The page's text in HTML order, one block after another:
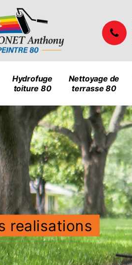
Hydrofuge
toiture 80
Nettoyage de
terrasse 80
realisations